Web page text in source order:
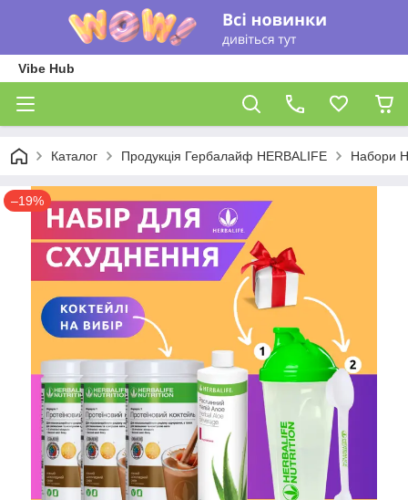
Vibe Hub
Каталог Продукція Гербалайф HERBALIFE Набори
–19%